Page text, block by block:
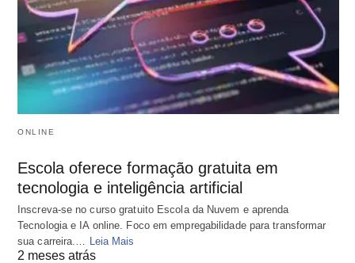
ONLINE
Escola oferece formação gratuita em
tecnologia e inteligência artificial
Inscreva-se no curso gratuito Escola da Nuvem e aprenda
Tecnologia e IA online. Foco em empregabilidade para transformar
sua carreira.… Leia Mais
2 meses atrás